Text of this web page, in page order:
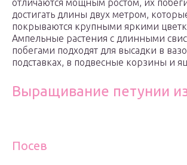
отличаются мощным ростом, их
достигать длины двух метром,
покрываются крупными яркими
Ампельные растения с длинными
побегами подходят для высадки в
подставках, в подвесные корзины и
Выращивание петунии
Посев